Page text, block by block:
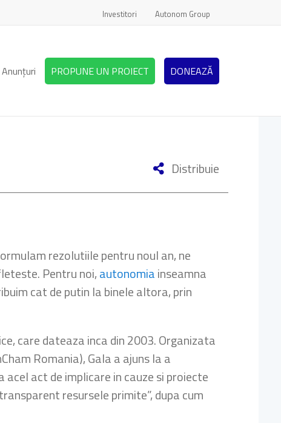
Investitori Autonom Group
Anunțuri PROPUNE UN PROIECT DONEAZĂ
Distribuie
rezolutiile pentru noul an, ne
Pentru noi,autonomiainseamna
cat de putin la binele altora, prin
care dateaza inca din 2003. Organizata
Romania), Gala a ajuns la a
act de implicare in cauze si proiecte
resursele primite”, dupa cum